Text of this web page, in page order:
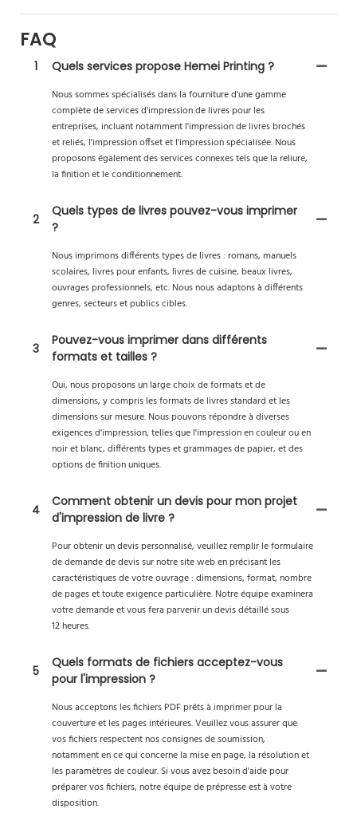
FAQ
1
Quels services propose Hemei Printing ?
Nous sommes spécialisés dans la fourniture d'une gamme
complète de services d'impression de livres pour les
entreprises, incluant notamment l'impression de livres brochés
et reliés, l'impression offset et l'impression spécialisée. Nous
proposons également des services connexes tels que la reliure,
la finition et le conditionnement.
2
Quels types de livres pouvez-vous imprimer
?
Nous imprimons différents types de livres : romans, manuels
scolaires, livres pour enfants, livres de cuisine, beaux livres,
ouvrages professionnels, etc. Nous nous adaptons à différents
genres, secteurs et publics cibles.
3
Pouvez-vous imprimer dans différents
formats et tailles ?
Oui, nous proposons un large choix de formats et de
dimensions, y compris les formats de livres standard et les
dimensions sur mesure. Nous pouvons répondre à diverses
exigences d'impression, telles que l'impression en couleur ou en
noir et blanc, différents types et grammages de papier, et des
options de finition uniques.
4
Comment obtenir un devis pour mon projet
d'impression de livre ?
Pour obtenir un devis personnalisé, veuillez remplir le formulaire
de demande de devis sur notre site web en précisant les
caractéristiques de votre ouvrage : dimensions, format, nombre
de pages et toute exigence particulière. Notre équipe examinera
votre demande et vous fera parvenir un devis détaillé sous
12 heures.
5
Quels formats de fichiers acceptez-vous
pour l'impression ?
Nous acceptons les fichiers PDF prêts à imprimer pour la
couverture et les pages intérieures. Veuillez vous assurer que
vos fichiers respectent nos consignes de soumission,
notamment en ce qui concerne la mise en page, la résolution et
les paramètres de couleur. Si vous avez besoin d'aide pour
préparer vos fichiers, notre équipe de prépresse est à votre
disposition.